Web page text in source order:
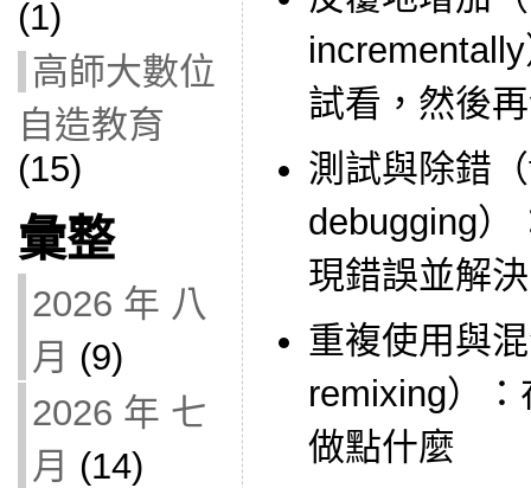
(1)
高師大數位
自造教育
(15)
彙整
2026 年 八
月 (9)
2026 年 七
月 (14)
試看，然後
測試與除錯
debugging）
現錯誤並解
重複使用與
remixing）
做點什麼